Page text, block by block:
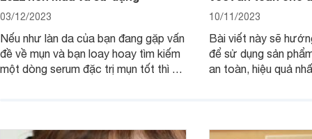
03/12/2023
Nếu như làn da của bạn đang gặp vấn
đề về mụn và bạn loay hoay tìm kiếm
một dòng serum đặc trị mụn tốt thì bài
10/11/2023
Bài viết này sẽ
để sử dụng sản
an toàn, hiệu quả